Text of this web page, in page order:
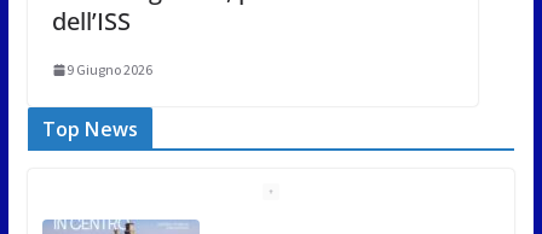
dell’ISS
9 Giugno 2026
Top News